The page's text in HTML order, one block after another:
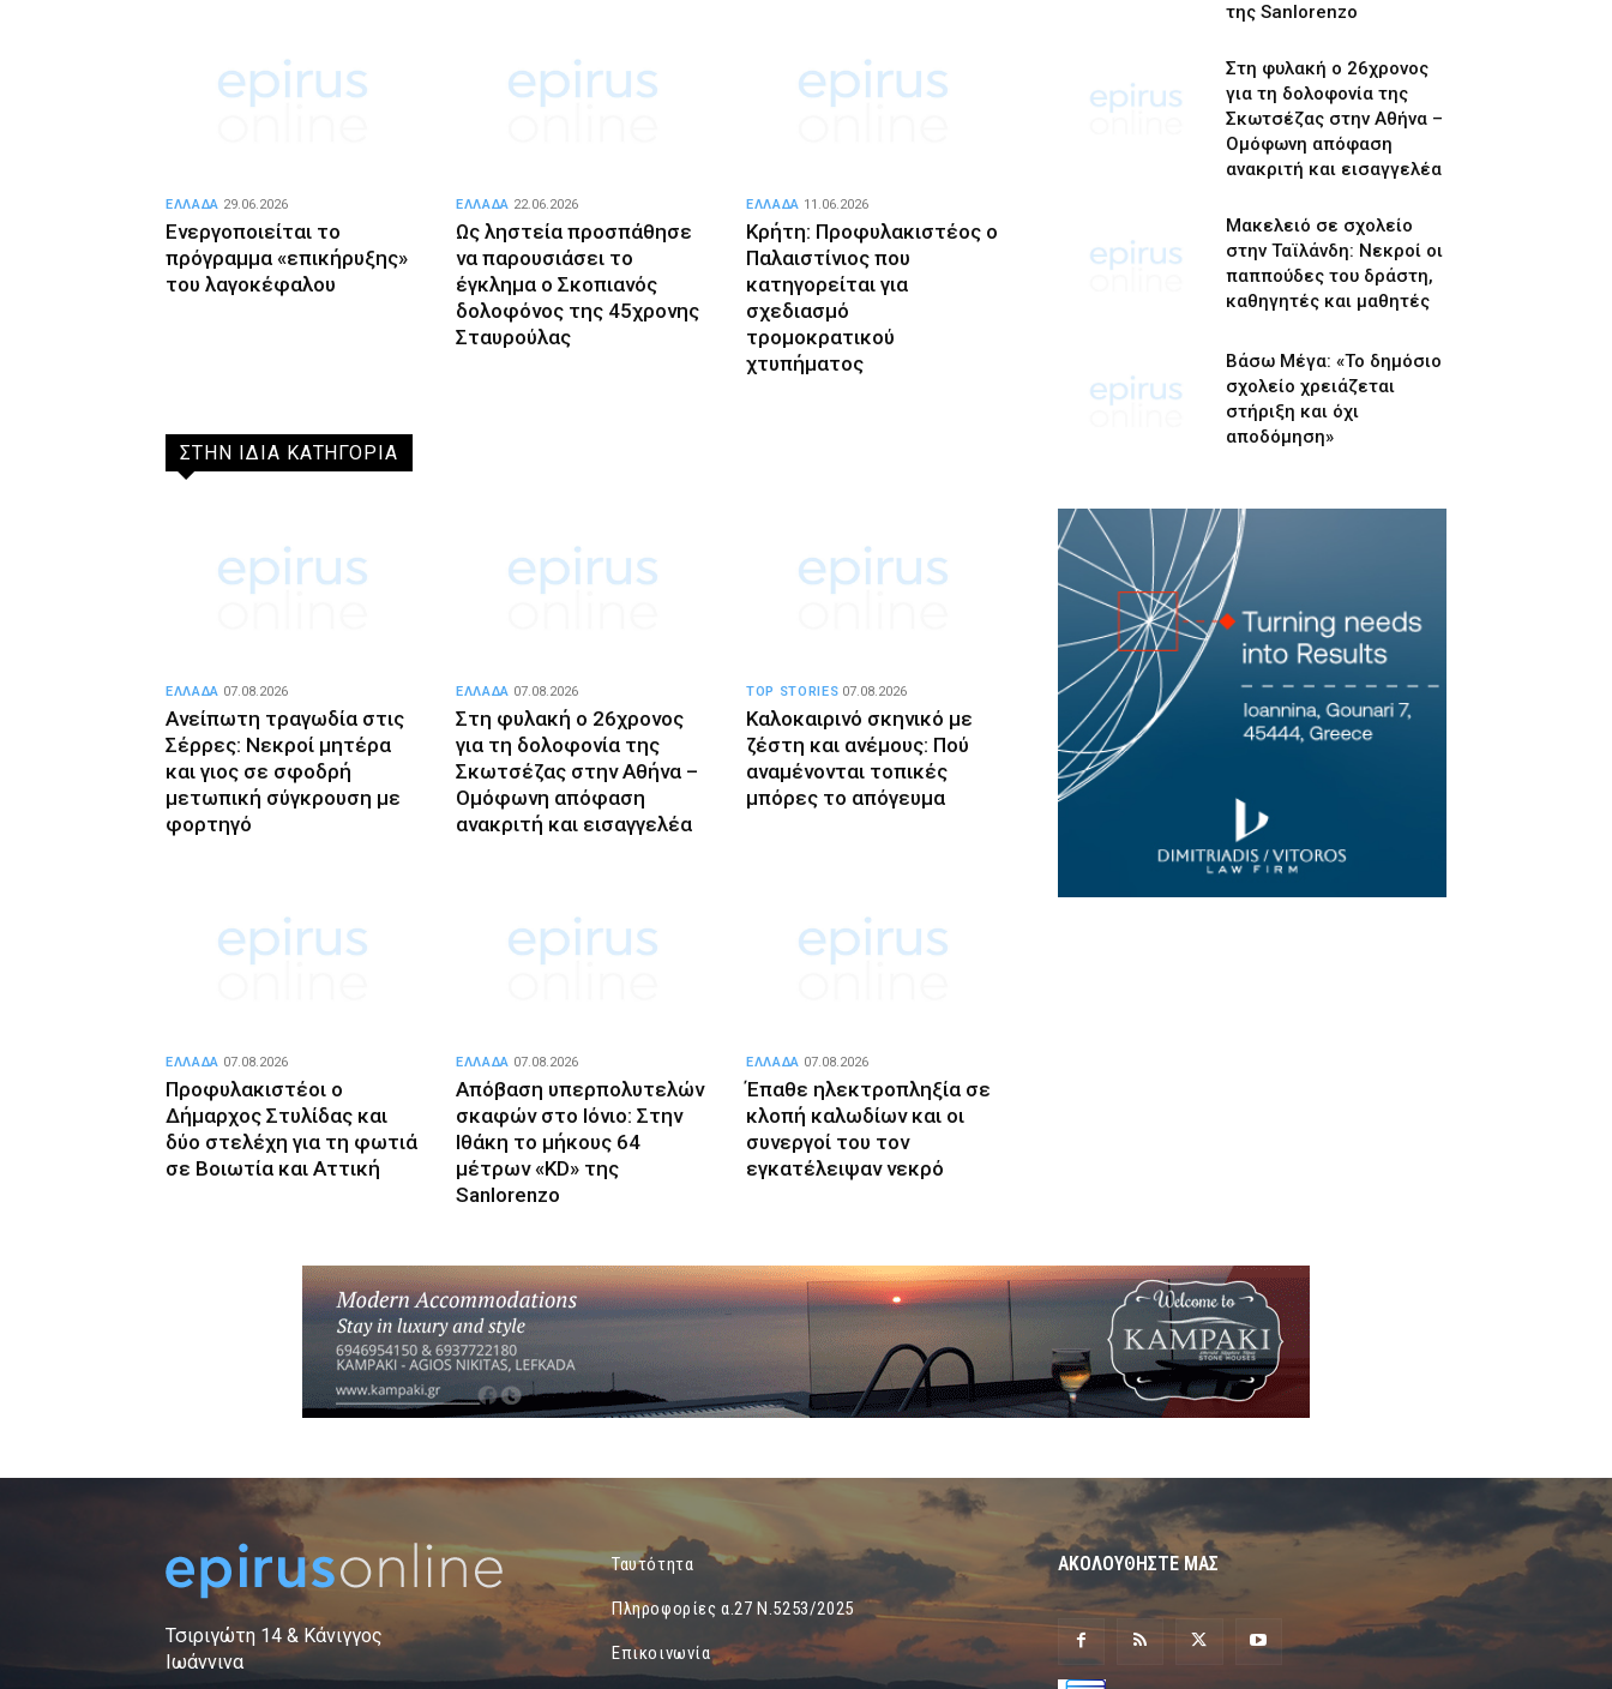
Ενεργοποιείται το
πρόγραμμα «επικήρυξης»
του λαγοκέφαλου
ΕΛΛΑΔΑ 29.06.2026
Ως ληστεία προσπάθησε
να παρουσιάσει το
έγκλημα ο Σκοπιανός
δολοφόνος της 45χρονης
Σταυρούλας
ΕΛΛΑΔΑ 22.06.2026
Κρήτη: Προφυλακιστέος ο
Παλαιστίνιος που
κατηγορείται για
σχεδιασμό
τρομοκρατικού
χτυπήματος
ΕΛΛΑΔΑ 11.06.2026
ΣΤΗΝ ΙΔΙΑ ΚΑΤΗΓΟΡΙΑ
Ανείπωτη τραγωδία στις
Σέρρες: Νεκροί μητέρα
και γιος σε σφοδρή
μετωπική σύγκρουση με
φορτηγό
ΕΛΛΑΔΑ 07.08.2026
Στη φυλακή ο 26χρονος
για τη δολοφονία της
Σκωτσέζας στην Αθήνα –
Ομόφωνη απόφαση
ανακριτή και εισαγγελέα
ΕΛΛΑΔΑ 07.08.2026
Καλοκαιρινό σκηνικό με
ζέστη και ανέμους: Πού
αναμένονται τοπικές
μπόρες το απόγευμα
TOP STORIES 07.08.2026
Προφυλακιστέοι ο
Δήμαρχος Στυλίδας και
δύο στελέχη για τη φωτιά
σε Βοιωτία και Αττική
ΕΛΛΑΔΑ 07.08.2026
Απόβαση υπερπολυτελών
σκαφών στο Ιόνιο: Στην
Ιθάκη το μήκους 64
μέτρων «KD» της
Sanlorenzo
ΕΛΛΑΔΑ 07.08.2026
Έπαθε ηλεκτροπληξία σε
κλοπή καλωδίων και οι
συνεργοί του τον
εγκατέλειψαν νεκρό
ΕΛΛΑΔΑ 07.08.2026
της Sanlorenzo
Στη φυλακή ο 26χρονος
για τη δολοφονία της
Σκωτσέζας στην Αθήνα –
Ομόφωνη απόφαση
ανακριτή και εισαγγελέα
Μακελειό σε σχολείο
στην Ταϊλάνδη: Νεκροί οι
παππούδες του δράστη,
καθηγητές και μαθητές
Βάσω Μέγα: «Το δημόσιο
σχολείο χρειάζεται
στήριξη και όχι
αποδόμηση»
Τσιριγώτη 14 & Κάνιγγος
Ιωάννινα
Ταυτότητα
Πληροφορίες α.27 Ν.5253/2025
Επικοινωνία
ΑΚΟΛΟΥΘΗΣΤΕ ΜΑΣ